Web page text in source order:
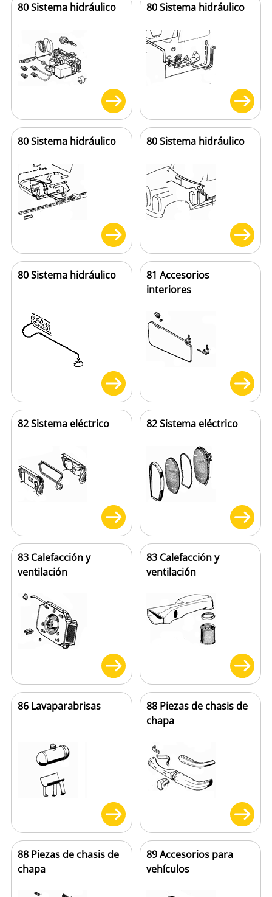
80 Sistema hidráulico 80 Sistema hidráulico
80 Sistema hidráulico 80 Sistema hidráulico
80 Sistema hidráulico
81 Accesorios
interiores
82 Sistema eléctrico 82 Sistema eléctrico
83 Calefacción y
ventilación
83 Calefacción y
ventilación
86 Lavaparabrisas
88 Piezas de chasis de
chapa
88 Piezas de chasis de
chapa
89 Accesorios para
vehículos